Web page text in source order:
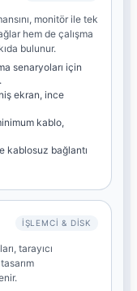
monitör ile tek
hem de çalışma
bulunur.
senaryoları için
ekran, ince
kablo,
kablosuz bağlantı
İŞLEMCI & DISK
tarayıcı